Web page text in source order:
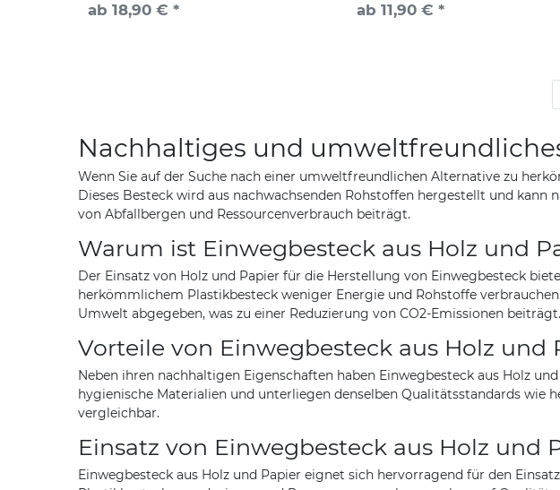
ab 18,90 € * ab 11,90 € *
Nachhaltiges und
Wenn Sie auf der Suche nach einer umweltfreundlichen Alternative zu
Dieses Besteck wird aus nachwachsenden Rohstoffen hergestellt und
von Abfallbergen und Ressourcenverbrauch beiträgt.
Warum ist Einwegbesteck aus Holz und
Der Einsatz von Holz und Papier für die Herstellung von Einwegbesteck
herkömmlichem Plastikbesteck weniger Energie und Rohstoffe
Umwelt abgegeben, was zu einer Reduzierung von CO2-Emissionen beiträgt.
Vorteile von Einwegbesteck aus Holz und
Neben ihren nachhaltigen Eigenschaften haben Einwegbesteck aus Holz
hygienische Materialien und unterliegen denselben Qualitätsstandards
vergleichbar.
Einsatz von Einwegbesteck aus Holz und
Einwegbesteck aus Holz und Papier eignet sich hervorragend für den